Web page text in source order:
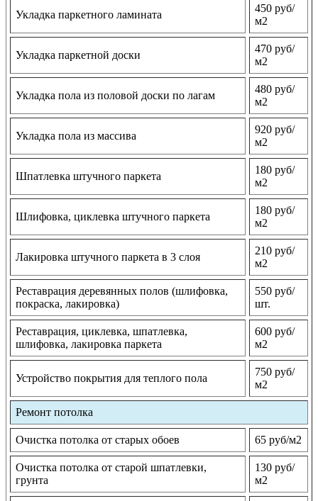
Укладка паркетного ламината
450 руб/
м2
Укладка паркетной доски
470 руб/
м2
Укладка пола из половой доски по лагам
480 руб/
м2
Укладка пола из массива
920 руб/
м2
Шпатлевка штучного паркета
180 руб/
м2
Шлифовка, циклевка штучного паркета
180 руб/
м2
Лакировка штучного паркета в 3 слоя
210 руб/
м2
Реставрация деревянных полов (шлифовка,
покраска, лакировка)
550 руб/
шт.
Реставрация, циклевка, шпатлевка,
шлифовка, лакировка паркета
600 руб/
м2
Устройство покрытия для теплого пола
750 руб/
м2
Ремонт потолка
Очистка потолка от старых обоев 65 руб/м2
Очистка потолка от старой шпатлевки,
грунта
130 руб/
м2